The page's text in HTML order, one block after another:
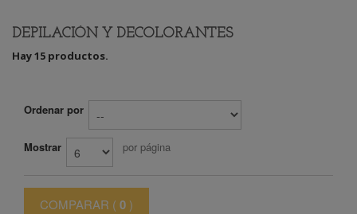
DEPILACIÓN Y DECOLORANTES
Hay 15 productos.
Ordenar por
Mostrar por página
COMPARAR ( 0 )